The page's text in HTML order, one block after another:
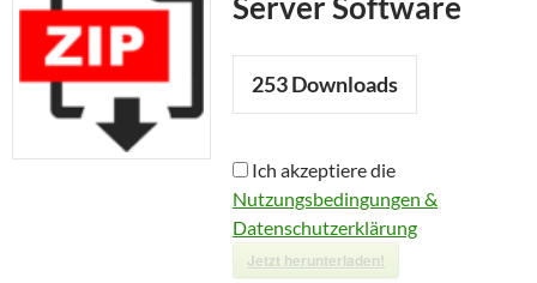
253Downloads
Ich akzeptiere die
Nutzungsbedingungen &
Datenschutzerklärung
Jetzt herunterladen!